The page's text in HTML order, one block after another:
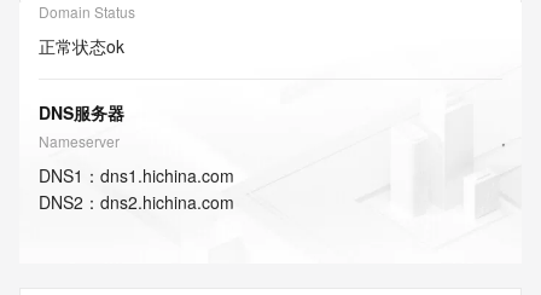
Domain Status
正常状态ok
DNS服务器
Nameserver
DNS1 ： dns1.hichina.com
DNS2 ： dns2.hichina.com